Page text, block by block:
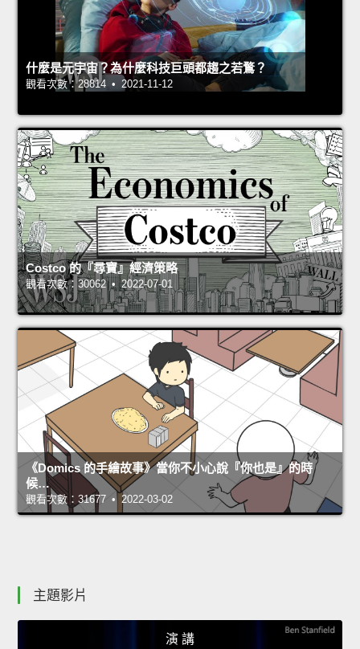
什麼是元宇宙？為什麼科技巨頭都趨之若鶩？
觀看次數：28814 • 2021-11-12
Costco 的『尋寶』經濟策略
觀看次數：30062 • 2022-07-01
《Domics 的手繪故事》當你不小心說『你也是』的時
候…
觀看次數：31677 • 2022-03-02
主題影片
演 講